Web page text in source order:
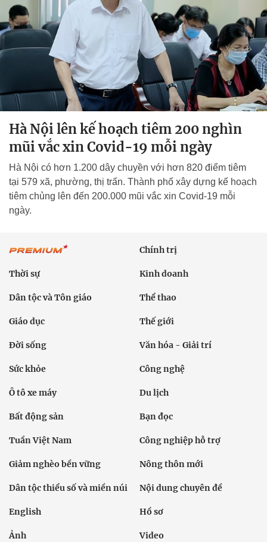
Hà Nội lên kế hoạch tiêm 200 nghìn
mũi vắc xin Covid-19 mỗi ngày
Hà Nội có hơn 1.200 dây chuyền với hơn 820 điểm tiêm
tại 579 xã, phường, thị trấn. Thành phố xây dựng kế hoạch
tiêm chủng lên đến 200.000 mũi vắc xin Covid-19 mỗi
ngày.
Chính trị
Thời sự Kinh doanh
Dân tộc và Tôn giáo Thể thao
Giáo dục Thế giới
Đời sống Văn hóa - Giải trí
Sức khỏe Công nghệ
Ô tô xe máy Du lịch
Bất động sản Bạn đọc
Tuần Việt Nam Công nghiệp hỗ trợ
Giảm nghèo bền vững Nông thôn mới
Dân tộc thiểu số và miền núi Nội dung chuyên đề
English Hồ sơ
Ảnh Video